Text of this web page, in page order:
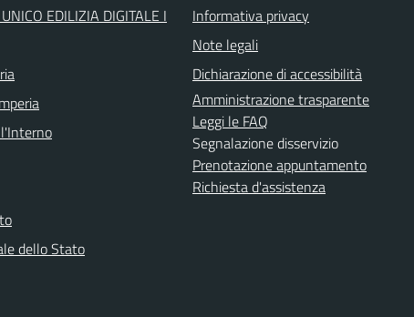
EDILIZIA DIGITALE I
dello Stato
Informativa privacy
Note legali
Dichiarazione di accessibilità
Amministrazione trasparente
Leggi le FAQ
Segnalazione disservizio
Prenotazione appuntamento
Richiesta d'assistenza